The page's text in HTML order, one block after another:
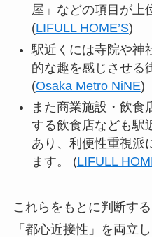
屋」などの項目が上
(LIFULL HOME’S)
駅近くには寺院や神
的な趣を感じさせる
(Osaka Metro NiNE)
また商業施設・飲食
する飲食店なども駅
あり、利便性重視派
ます。 (LIFULL
これらをもとに判断す
「都心近接性」を両立